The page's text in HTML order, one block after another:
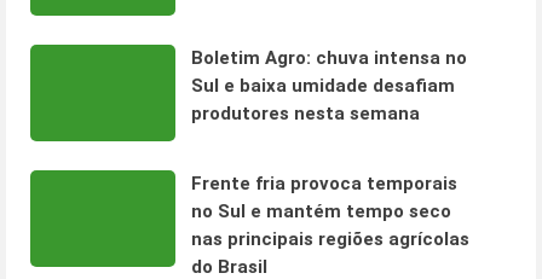
Boletim Agro: chuva intensa no
Sul e baixa umidade desafiam
produtores nesta semana
Frente fria provoca temporais
no Sul e mantém tempo seco
nas principais regiões agrícolas
do Brasil